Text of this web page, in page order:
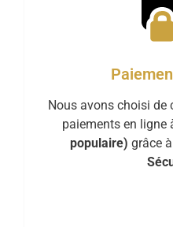
Nous avons choisi de
paiements en ligne
populaire) grâce